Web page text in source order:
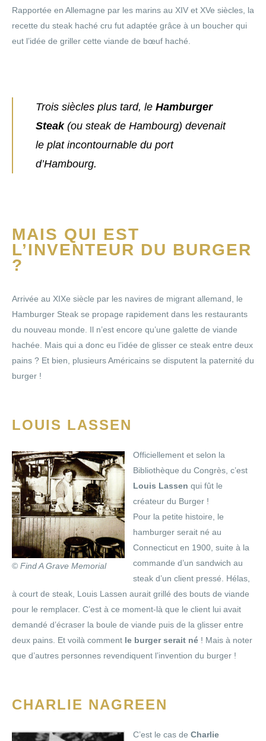
Rapportée en Allemagne par les marins au XIV et XVe siècles, la
recette du steak haché cru fut adaptée grâce à un boucher qui
eut l’idée de griller cette viande de bœuf haché.
Trois siècles plus tard, le Hamburger
Steak(ou steak de Hambourg) devenait
le plat incontournable du port
d’Hambourg.
MAIS QUI EST
L’INVENTEUR DU BURGER
?
Arrivée au XIXe siècle par les navires de migrant allemand, le
Hamburger Steak se propage rapidement dans les restaurants
du nouveau monde. Il n’est encore qu’une galette de viande
hachée. Mais qui a donc eu l’idée de glisser ce steak entre deux
pains ? Et bien, plusieurs Américains se disputent la paternité du
burger !
LOUIS LASSEN
© Find A Grave Memorial
Officiellement et selon la
Bibliothèque du Congrès, c’est
Louis Lassen qui fût le
créateur du Burger !
Pour la petite histoire, le
hamburger serait né au
Connecticut en 1900, suite à la
commande d’un sandwich au
steak d’un client pressé. Hélas,
à court de steak, Louis Lassen aurait grillé des bouts de viande
pour le remplacer. C’est à ce moment-là que le client lui avait
demandé d’écraser la boule de viande puis de la glisser entre
deux pains. Et voilà comment le burger serait né ! Mais à noter
que d’autres personnes revendiquent l’invention du burger !
CHARLIE NAGREEN
C’est le cas de Charlie